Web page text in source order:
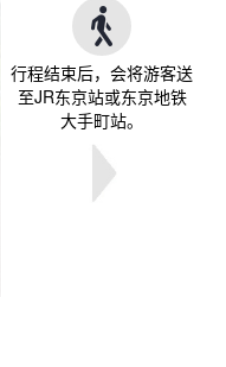
行程结束后，会将游客送
至JR东京站或东京地铁
大手町站。